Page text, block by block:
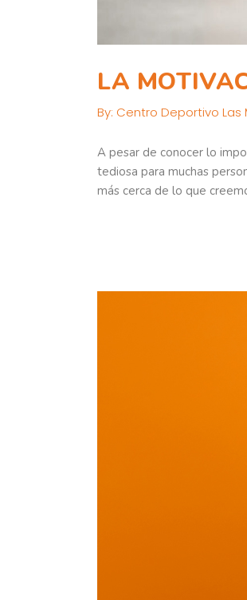
LA
By: Centro Deportivo Las
A pesar de conocer lo
tediosa para muchas
más cerca de lo que